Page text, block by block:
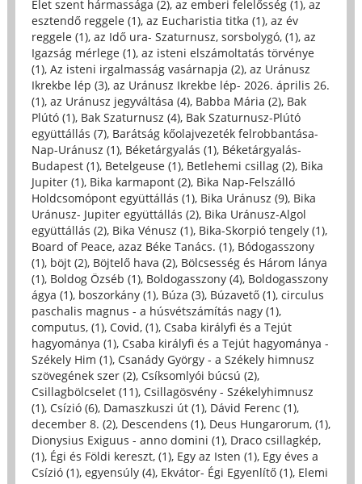
Élet szent hármassága (2), az emberi felelősség (1), az
esztendő reggele (1), az Eucharistia titka (1), az év
reggele (1), az Idő ura- Szaturnusz, sorsbolygó, (1), az
Igazság mérlege (1), az isteni elszámoltatás törvénye
(1), Az isteni irgalmasság vasárnapja (2), az Uránusz
Ikrekbe lép (3), az Uránusz Ikrekbe lép- 2026. április 26.
(1), az Uránusz jegyváltása (4), Babba Mária (2), Bak
Plútó (1), Bak Szaturnusz (4), Bak Szaturnusz-Plútó
együttállás (7), Barátság kőolajvezeték felrobbantása-
Nap-Uránusz (1), Béketárgyalás (1), Béketárgyalás-
Budapest (1), Betelgeuse (1), Betlehemi csillag (2), Bika
Jupiter (1), Bika karmapont (2), Bika Nap-Felszálló
Holdcsomópont együttállás (1), Bika Uránusz (9), Bika
Uránusz- Jupiter együttállás (2), Bika Uránusz-Algol
együttállás (2), Bika Vénusz (1), Bika-Skorpió tengely (1),
Board of Peace, azaz Béke Tanács. (1), Bódogasszony
(1), böjt (2), Böjtelő hava (2), Bölcsesség és Három lánya
(1), Boldog Özséb (1), Boldogasszony (4), Boldogasszony
ágya (1), boszorkány (1), Búza (3), Búzavető (1), circulus
paschalis magnus - a húsvétszámítás nagy (1),
computus, (1), Covid, (1), Csaba királyfi és a Tejút
hagyománya (1), Csaba királyfi és a Tejút hagyománya -
Székely Him (1), Csanády György - a Székely himnusz
szövegének szer (2), Csíksomlyói búcsú (2),
Csillagbölcselet (11), Csillagösvény - Székelyhimnusz
(1), Csízió (6), Damaszkuszi út (1), Dávid Ferenc (1),
december 8. (2), Descendens (1), Deus Hungarorum, (1),
Dionysius Exiguus - anno domini (1), Draco csillagkép,
(1), Égi és Földi kereszt, (1), Egy az Isten (1), Egy éves a
Csízió (1), egyensúly (4), Ekvátor- Égi Egyenlítő (1), Elemi